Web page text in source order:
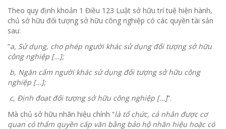
Theo quy định khoản 1 Điều 123 Luật sở hữu trí tuệ hiện hành,
chủ sở hữu đối tượng sở hữu công nghiệp có các quyền tài sản
sau:
“a, Sử dụng, cho phép người khác sử dụng đối tượng sở hữu
công nghiệp […];
b, Ngăn cấm người khác sử dụng đối tượng sở hữu công
nghiệp […];
c, Định đoạt đối tượng sở hữu công nghiệp […]”.
Mà chủ sở hữu nhãn hiệu chính “là tổ chức, cá nhân được cơ
quan có thẩm quyền cấp văn bằng bảo hộ nhãn hiệu hoặc có